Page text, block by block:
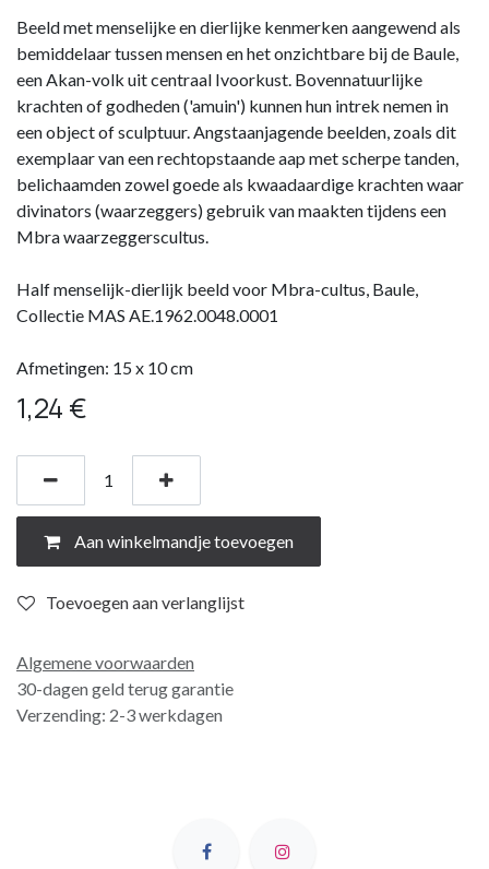
Beeld met menselijke en dierlijke kenmerken aangewend als
bemiddelaar tussen mensen en het onzichtbare bij de Baule,
een Akan-volk uit centraal Ivoorkust. Bovennatuurlijke
krachten of godheden ('amuin') kunnen hun intrek nemen in
een object of sculptuur. Angstaanjagende beelden, zoals dit
exemplaar van een rechtopstaande aap met scherpe tanden,
belichaamden zowel goede als kwaadaardige krachten waar
divinators (waarzeggers) gebruik van maakten tijdens een
Mbra waarzeggerscultus.
Half menselijk-dierlijk beeld voor Mbra-cultus, Baule,
Collectie MAS AE.1962.0048.0001
Afmetingen: 15 x 10 cm
1,24 €
Aan winkelmandje toevoegen
Toevoegen aan verlanglijst
Algemene voorwaarden
30-dagen geld terug garantie
Verzending: 2-3 werkdagen